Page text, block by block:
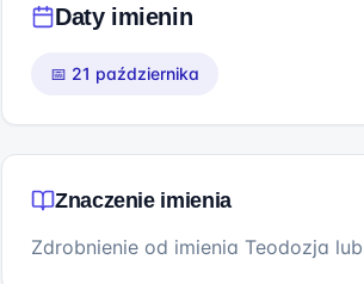
Daty imienin
📅 21 października
Znaczenie imienia
Zdrobnienie od imienia Teodozja